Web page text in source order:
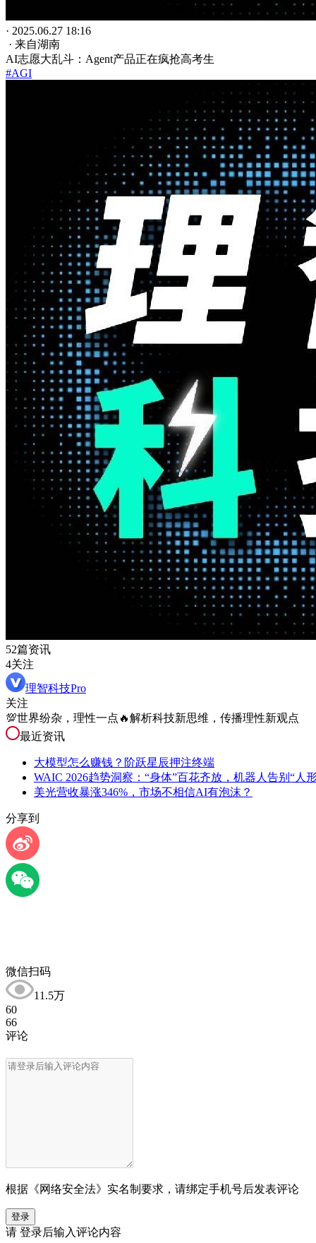
· 2025.06.27 18:16
· 来自湖南
AI志愿大乱斗：Agent产品正在疯抢高考生
#AGI
52篇资讯
4关注
理智科技Pro
关注
💯世界纷杂，理性一点🔥解析科技新思维，传播理性新观点
最近资讯
大模型怎么赚钱？阶跃星辰押注终端
WAIC 2026趋势洞察：“身体”百花齐放，机器人告别“人
美光营收暴涨346%，市场不相信AI有泡沫？
分享到
微信扫码
11.5万
60
66
评论
根据《网络安全法》实名制要求，请绑定手机号后发表评论
登录
请 登录后输入评论内容